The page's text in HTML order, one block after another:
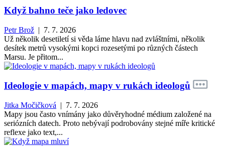
Když bahno teče jako ledovec
Petr Brož | 7. 7. 2026
Už několik desetiletí si věda láme hlavu nad zvláštními, několik
desítek metrů vysokými kopci rozesetými po různých částech
Marsu. Je přitom...
Ideologie v mapách, mapy v rukách ideologů
Jitka Močičková | 7. 7. 2026
Mapy jsou často vnímány jako důvěryhodné médium založené na
seriózních datech. Proto nebývají podrobovány stejné míře kritické
reflexe jako text,...